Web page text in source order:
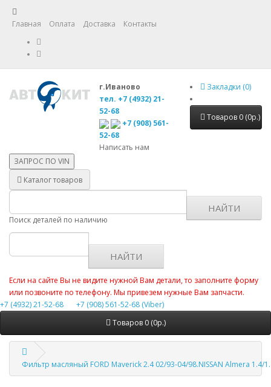
Главная Оплата Доставка Контакты
г.Иваново
тел. +7 (4932) 21-
52-68
+7 (908) 561-
52-68
Написать нам
Закладки (0)
Товаров 0 (0р.)
ЗАПРОС ПО VIN
Каталог товаров
Поиск деталей по наличию
НАЙТИ
НАЙТИ
Если на сайте Вы не видите нужной Вам детали, то заполните форму
или позвоните по телефону. Мы привезем нужные Вам запчасти.
+7 (4932) 21-52-68
+7 (908) 561-52-68 (Viber)
Товаров 0 (0р.)
Фильтр масляный FORD Maverick 2.4 02/93-04/98.NISSAN Almera 1.4/